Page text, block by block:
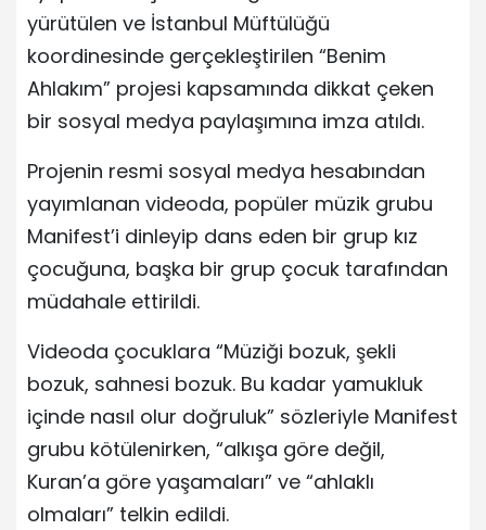
yürütülen ve İstanbul Müftülüğü
koordinesinde gerçekleştirilen “Benim
Ahlakım” projesi kapsamında dikkat çeken
bir sosyal medya paylaşımına imza atıldı.
Projenin resmi sosyal medya hesabından
yayımlanan videoda, popüler müzik grubu
Manifest’i dinleyip dans eden bir grup kız
çocuğuna, başka bir grup çocuk tarafından
müdahale ettirildi.
Videoda çocuklara “Müziği bozuk, şekli
bozuk, sahnesi bozuk. Bu kadar yamukluk
içinde nasıl olur doğruluk” sözleriyle Manifest
grubu kötülenirken, “alkışa göre değil,
Kuran’a göre yaşamaları” ve “ahlaklı
olmaları” telkin edildi.